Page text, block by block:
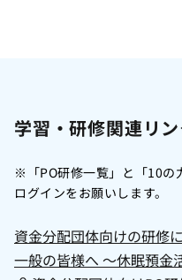
学習・研修関連リン
※「PO研修一覧」と「10の
ログインをお願いします。
資金分配団体向けの研修
一般の皆様へ 〜休眠預金